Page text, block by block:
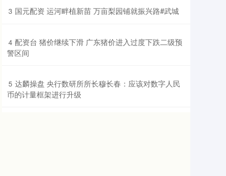
3 ​国元配资 运河畔植新苗 万亩梨园铺就振兴路#武城
4 ​配资台 猪价继续下滑 广东猪价进入过度下跌二级预
警区间
5 ​达麟操盘 央行数研所所长穆长春：应该对数字人民
币的计量框架进行升级